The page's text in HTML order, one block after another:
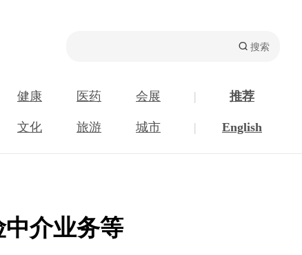
健康 医药 会展 | 推荐
文化 旅游 城市 | English
介业务等